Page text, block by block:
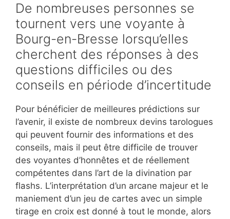
De nombreuses personnes se
tournent vers une voyante à
Bourg-en-Bresse lorsqu’elles
cherchent des réponses à des
questions difficiles ou des
conseils en période d’incertitude
Pour bénéficier de meilleures prédictions sur
l’avenir, il existe de nombreux devins tarologues
qui peuvent fournir des informations et des
conseils, mais il peut être difficile de trouver
des voyantes d’honnêtes et de réellement
compétentes dans l’art de la divination par
flashs. L’interprétation d’un arcane majeur et le
maniement d’un jeu de cartes avec un simple
tirage en croix est donné à tout le monde, alors